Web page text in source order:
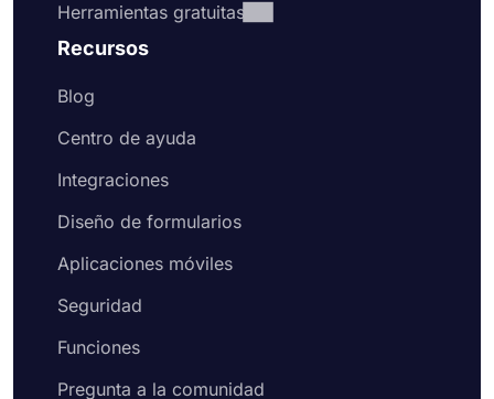
Herramientas gratuitas
Recursos
Blog
Centro de ayuda
Integraciones
Diseño de formularios
Aplicaciones móviles
Seguridad
Funciones
Pregunta a la comunidad